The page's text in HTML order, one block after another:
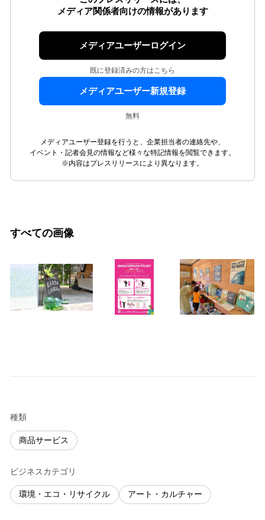
メディア関係者向けの情報があります
メディアユーザーログイン
既に登録済みの方はこちら
メディアユーザー新規登録
無料
メディアユーザー登録を行うと、企業担当者の連絡先や、
イベント・記者会見の情報など様々な特記情報を閲覧できます。
※内容はプレスリリースにより異なります。
すべての画像
種類
商品サービス
ビジネスカテゴリ
環境・エコ・リサイクル アート・カルチャー